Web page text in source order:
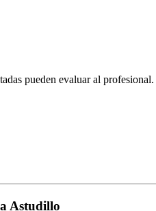
pueden evaluar al profesional.
Astudillo